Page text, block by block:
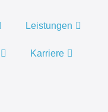
Leistungen
Karriere